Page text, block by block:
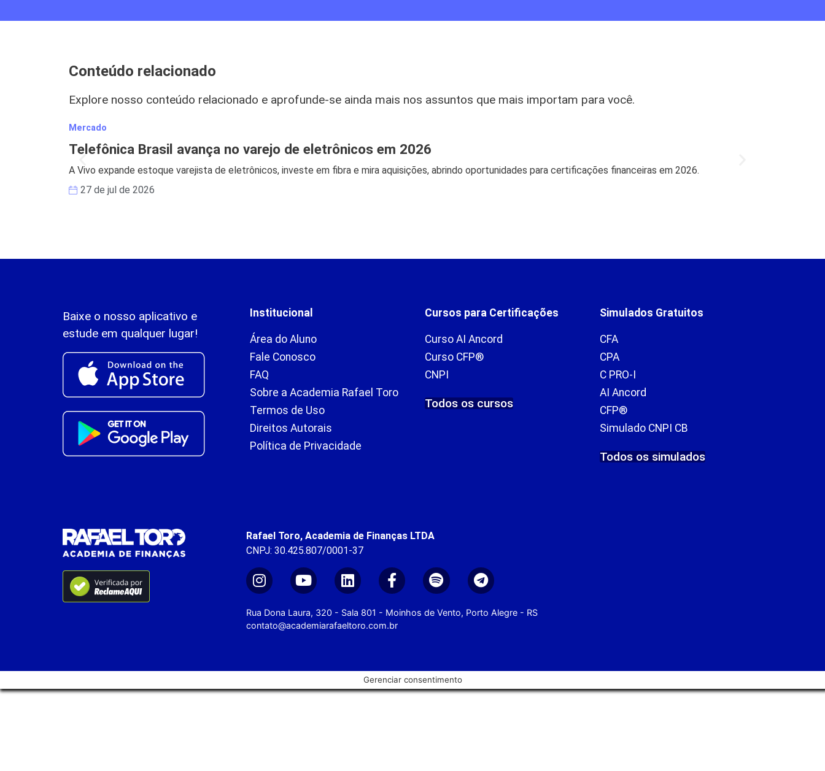
Conteúdo relacionado
Explore nosso conteúdo relacionado e aprofunde-se ainda mais nos assuntos que mais importam para você.
Mercado
Telefônica Brasil avança no varejo de eletrônicos em 2026
A Vivo expande estoque varejista de eletrônicos, investe em fibra e mira aquisições, abrindo oportunidades para certificações financeiras em 2026.
27 de jul de 2026
Baixe o nosso aplicativo e
estude em qualquer lugar!
Institucional
Área do Aluno
Fale Conosco
FAQ
Sobre a Academia Rafael Toro
Termos de Uso
Direitos Autorais
Política de Privacidade
Cursos para Certificações
Curso AI Ancord
Curso CFP®
CNPI
Todos os cursos
Simulados Gratuitos
CFA
CPA
C PRO-I
AI Ancord
CFP®
Simulado CNPI CB
Todos os simulados
Rafael Toro, Academia de Finanças LTDA
CNPJ: 30.425.807/0001-37
Rua Dona Laura, 320 - Sala 801 - Moinhos de Vento, Porto Alegre - RS
contato@academiarafaeltoro.com.br
Gerenciar consentimento